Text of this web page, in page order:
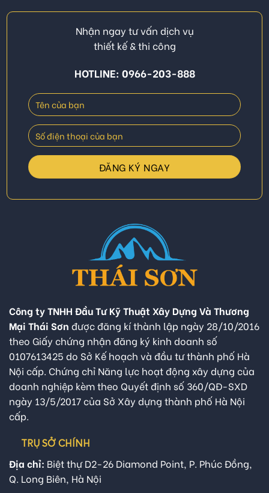
Nhận ngay tư vấn dịch vụ
thiết kế & thi công
HOTLINE: 0966-203-888
Công ty TNHH Đầu Tư Kỹ Thuật Xây Dựng Và Thương
Mại Thái Sơn được đăng kí thành lập ngày 28/10/2016
theo Giấy chứng nhận đăng ký kinh doanh số
0107613425 do Sở Kế hoạch và đầu tư thành phố Hà
Nội cấp. Chứng chỉ Năng lực hoạt động xây dựng của
doanh nghiệp kèm theo Quyết định số 360/QĐ-SXD
ngày 13/5/2017 của Sở Xây dựng thành phố Hà Nội
cấp.
TRỤ SỞ CHÍNH
Địa chỉ: Biệt thự D2-26 Diamond Point, P. Phúc Đồng,
Q. Long Biên, Hà Nội